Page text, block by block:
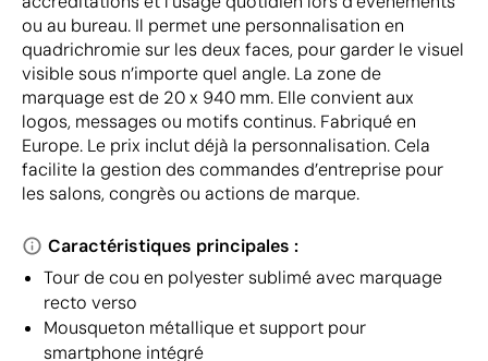
ou au bureau. Il permet une personnalisation en
quadrichromie sur les deux faces, pour garder le visuel
visible sous n’importe quel angle. La zone de
marquage est de 20 x 940 mm. Elle convient aux
logos, messages ou motifs continus. Fabriqué en
Europe. Le prix inclut déjà la personnalisation. Cela
facilite la gestion des commandes d’entreprise pour
les salons, congrès ou actions de marque.
Caractéristiques principales :
Tour de cou en polyester sublimé avec marquage
recto verso
Mousqueton métallique et support pour
smartphone intégré